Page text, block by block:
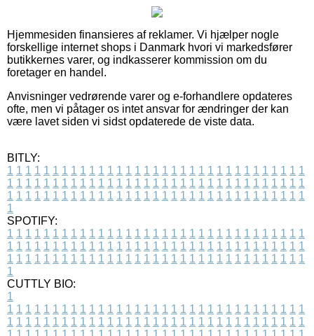
Hjemmesiden finansieres af reklamer. Vi hjælper nogle
forskellige internet shops i Danmark hvori vi markedsfører
butikkernes varer, og indkasserer kommission om du
foretager en handel.
Anvisninger vedrørende varer og e-forhandlere opdateres
ofte, men vi påtager os intet ansvar for ændringer der kan
være lavet siden vi sidst opdaterede de viste data.
BITLY:
1 1 1 1 1 1 1 1 1 1 1 1 1 1 1 1 1 1 1 1 1 1 1 1 1 1 1 1 1 1 1 1 1
1 1 1 1 1 1 1 1 1 1 1 1 1 1 1 1 1 1 1 1 1 1 1 1 1 1 1 1 1 1 1 1 1
1 1 1 1 1 1 1 1 1 1 1 1 1 1 1 1 1 1 1 1 1 1 1 1 1 1 1 1 1 1 1 1 1
1
SPOTIFY:
1 1 1 1 1 1 1 1 1 1 1 1 1 1 1 1 1 1 1 1 1 1 1 1 1 1 1 1 1 1 1 1 1
1 1 1 1 1 1 1 1 1 1 1 1 1 1 1 1 1 1 1 1 1 1 1 1 1 1 1 1 1 1 1 1 1
1 1 1 1 1 1 1 1 1 1 1 1 1 1 1 1 1 1 1 1 1 1 1 1 1 1 1 1 1 1 1 1 1
1
CUTTLY BIO:
1
1 1 1 1 1 1 1 1 1 1 1 1 1 1 1 1 1 1 1 1 1 1 1 1 1 1 1 1 1 1 1 1 1
1 1 1 1 1 1 1 1 1 1 1 1 1 1 1 1 1 1 1 1 1 1 1 1 1 1 1 1 1 1 1 1 1